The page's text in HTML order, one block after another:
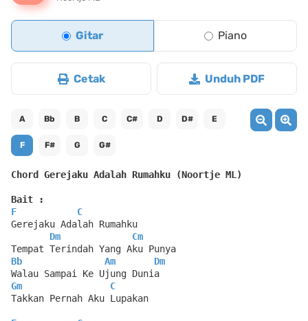
Gitar Piano
Cetak Unduh PDF
A Bb B C C# D D# E
F F# G G#
Chord Gerejaku Adalah Rumahku (Noortje ML)
Bait :
F
C
Gerejaku Adalah Rumahku
Dm
Cm
Tempat Terindah Yang Aku Punya
Bb
Am
Dm
Walau Sampai Ke Ujung Dunia
Gm
C
Takkan Pernah Aku Lupakan